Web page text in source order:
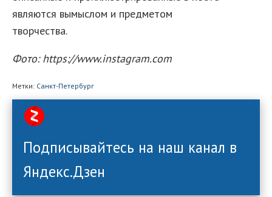
являются вымыслом и предметом
творчества.
Фото: https://www.instagram.com
Метки: Санкт-Петербург
Подписывайтесь на наш канал в
Яндекс.Дзен